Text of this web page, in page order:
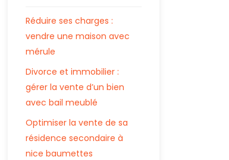
Réduire ses charges :
vendre une maison avec
mérule
Divorce et immobilier :
gérer la vente d’un bien
avec bail meublé
Optimiser la vente de sa
résidence secondaire à
nice baumettes